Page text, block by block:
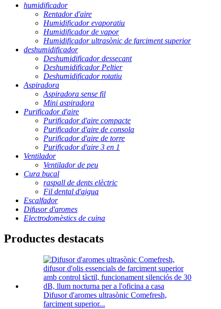
humidificador
Rentador d'aire
Humidificador evaporatiu
Humidificador de vapor
Humidificador ultrasònic de farciment superior
deshumidificador
Deshumidificador dessecant
Deshumidificador Peltier
Deshumidificador rotatiu
Aspiradora
Aspiradora sense fil
Mini aspiradora
Purificador d'aire
Purificador d'aire compacte
Purificador d'aire de consola
Purificador d'aire de torre
Purificador d'aire 3 en 1
Ventilador
Ventilador de peu
Cura bucal
raspall de dents elèctric
Fil dental d'aigua
Escalfador
Difusor d'aromes
Electrodomèstics de cuina
Productes destacats
Difusor d'aromes ultrasònic Comefresh,
farciment superior...